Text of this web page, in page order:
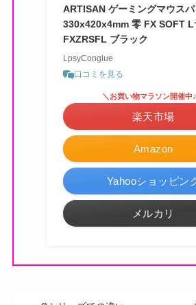
ARTISAN ゲーミングマウスパ
330x420x4mm 零 FX SOFT L
FXZRSFL ブラック
LpsyConglue
口コミを見る
Amazon
＼お買い物マラソン開催中
楽天市場
Yahooショッピン
メルカリ